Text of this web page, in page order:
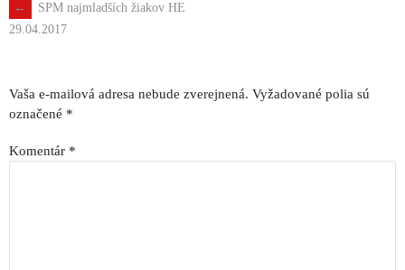
Navigácia
←
SPM najmladších žiakov HE
29.04.2017
Vaša e-mailová adresa nebude zverejnená. Vyžadované polia sú
označené *
Komentár *